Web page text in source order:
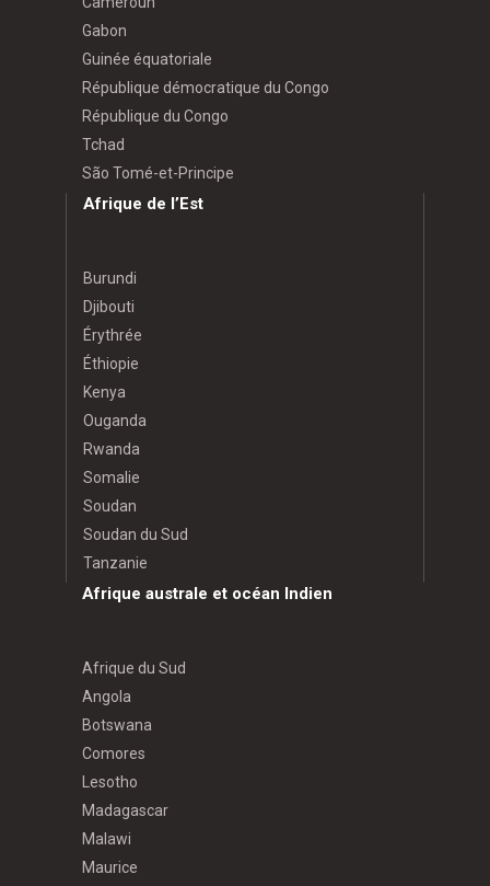
Gabon
Guinée équatoriale
République démocratique du Congo
République du Congo
Tchad
São Tomé-et-Principe
Afrique de l’Est
Burundi
Djibouti
Érythrée
Éthiopie
Kenya
Ouganda
Rwanda
Somalie
Soudan
Soudan du Sud
Tanzanie
Afrique australe et océan Indien
Afrique du Sud
Angola
Botswana
Comores
Lesotho
Madagascar
Malawi
Maurice